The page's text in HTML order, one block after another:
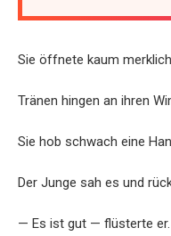
Sie öffnete kaum
Tränen hingen an ihren
Sie hob schwach eine
Der Junge sah es und
— Es ist gut — flüsterte